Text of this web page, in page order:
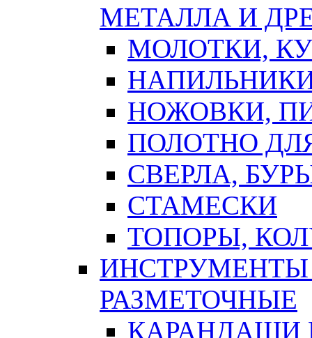
МЕТАЛЛА И
МОЛОТКИ,
НОЖОВКИ,
ПОЛОТНО
СВЕРЛА,
СТАМЕСКИ
ТОПОРЫ,
ИНСТРУМЕНТЫ
РАЗМЕТОЧНЫЕ
КАРАНДАШИ